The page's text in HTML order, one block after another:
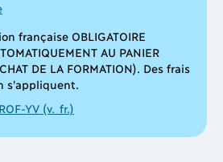
française OBLIGATOIRE
AU PANIER
DE LA FORMATION). Des frais
s'appliquent.
YV (v. fr.)